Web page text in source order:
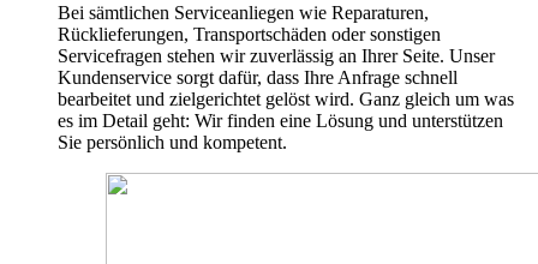
Bei sämtlichen Serviceanliegen wie Reparaturen,
Rücklieferungen, Transportschäden oder sonstigen
Servicefragen stehen wir zuverlässig an Ihrer Seite. Unser
Kundenservice sorgt dafür, dass Ihre Anfrage schnell
bearbeitet und zielgerichtet gelöst wird. Ganz gleich um was
es im Detail geht: Wir finden eine Lösung und unterstützen
Sie persönlich und kompetent.